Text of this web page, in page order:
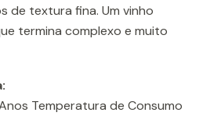
de textura fina. Um vinho
termina complexo e muito
Temperatura de Consumo